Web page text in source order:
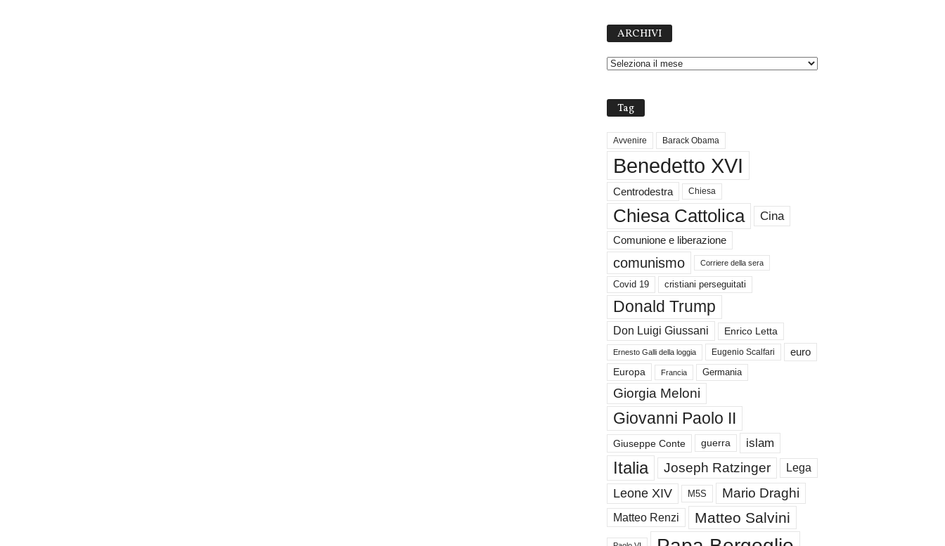
ARCHIVI
H
Tag
Avvenire Barack Obama
Benedetto XVI
Centrodestra Chiesa
Chiesa Cattolica Cina
Comunione e liberazione
comunismo Corriere della sera
Covid 19 cristiani perseguitati
Donald Trump
Don Luigi Giussani Enrico Letta
Ernesto Galli della loggia Eugenio Scalfari euro
Europa Francia Germania
Giorgia Meloni
Giovanni Paolo II
Giuseppe Conte guerra islam
Italia Joseph Ratzinger Lega
Leone XIV M5S Mario Draghi
Matteo Renzi Matteo Salvini